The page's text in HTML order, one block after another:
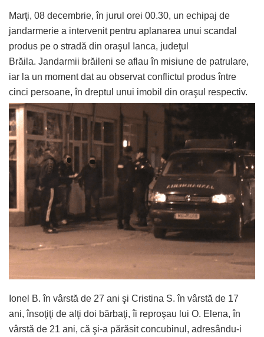
Marţi, 08 decembrie, în jurul orei 00.30, un echipaj de
jandarmerie a intervenit pentru aplanarea unui scandal
produs pe o stradă din oraşul Ianca, judeţul
Brăila. Jandarmii brăileni se aflau în misiune de patrulare,
iar la un moment dat au observat conflictul produs între
cinci persoane, în dreptul unui imobil din oraşul respectiv.
Ionel B. în vârstă de 27 ani şi Cristina S. în vârstă de 17
ani, însoţiţi de alţi doi bărbaţi, îi reproşau lui O. Elena, în
vârstă de 21 ani, că şi-a părăsit concubinul, adresându-i